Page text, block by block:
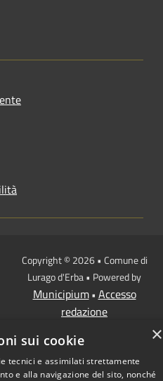
Copyright © 2026 • Comune di
Lurago d'Erba • Powered by
Municipium• Accesso
redazione
×
sui cookie
tecnici e assimilati strettamente
e alla navigazione del sito, nonché